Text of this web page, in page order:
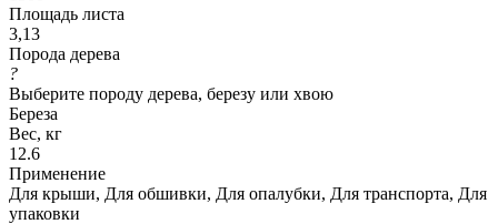
Площадь листа
3,13
Порода дерева
?
Выберите породу дерева, березу или хвою
Береза
Вес, кг
12.6
Применение
Для крыши, Для обшивки, Для опалубки, Для транспорта, Для
упаковки